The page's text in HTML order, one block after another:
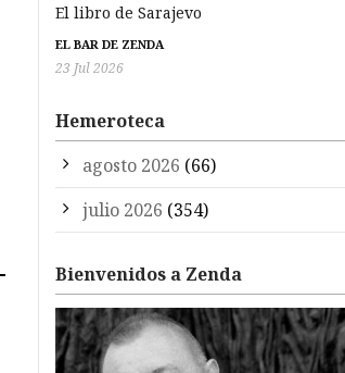
El libro de Sarajevo
EL BAR DE ZENDA
23 Jul 2026
Hemeroteca
agosto 2026 (66)
julio 2026 (354)
Bienvenidos a Zenda